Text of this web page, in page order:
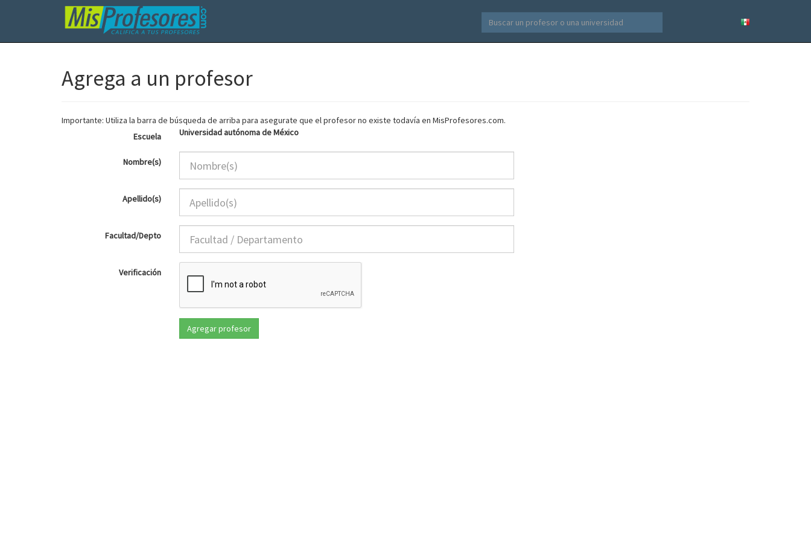
Agrega a un profesor
Importante: Utiliza la barra de búsqueda de arriba para asegurate que el profesor no existe todavía en MisProfesores.com.
Escuela
Universidad autónoma de México
Nombre(s)
Apellido(s)
Facultad/Depto
Verificación